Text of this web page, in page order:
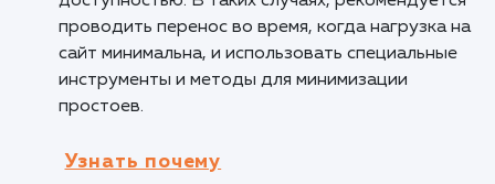
Кому не подходит данный
Крупным корпорациям с сложной
другой хостинг может быть менее